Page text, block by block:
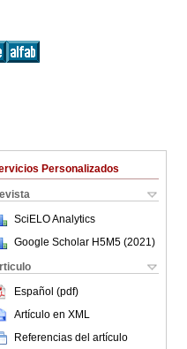
Personalizados
SciELO Analytics
Google Scholar H5M5 (2021 )
Español (pdf)
Artículo en XML
Referencias del artículo